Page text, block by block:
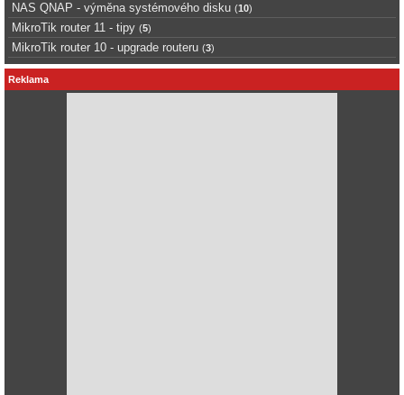
NAS QNAP - výměna systémového disku (10)
MikroTik router 11 - tipy (5)
MikroTik router 10 - upgrade routeru (3)
Reklama